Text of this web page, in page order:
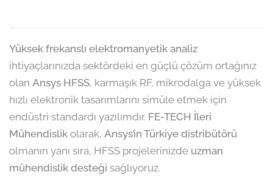
Yüksek frekanslı elektromanyetik analiz
ihtiyaçlarınızda sektördeki en güçlü çözüm ortağınız
olan Ansys HFSS, karmaşık RF, mikrodalga ve yüksek
hızlı elektronik tasarımlarını simüle etmek için
endüstri standardı yazılımdır. FE-TECH İleri
Mühendislik olarak, Ansys’in Türkiye distribütörü
olmanın yanı sıra, HFSS projelerinizde uzman
mühendislik desteği sağlıyoruz.